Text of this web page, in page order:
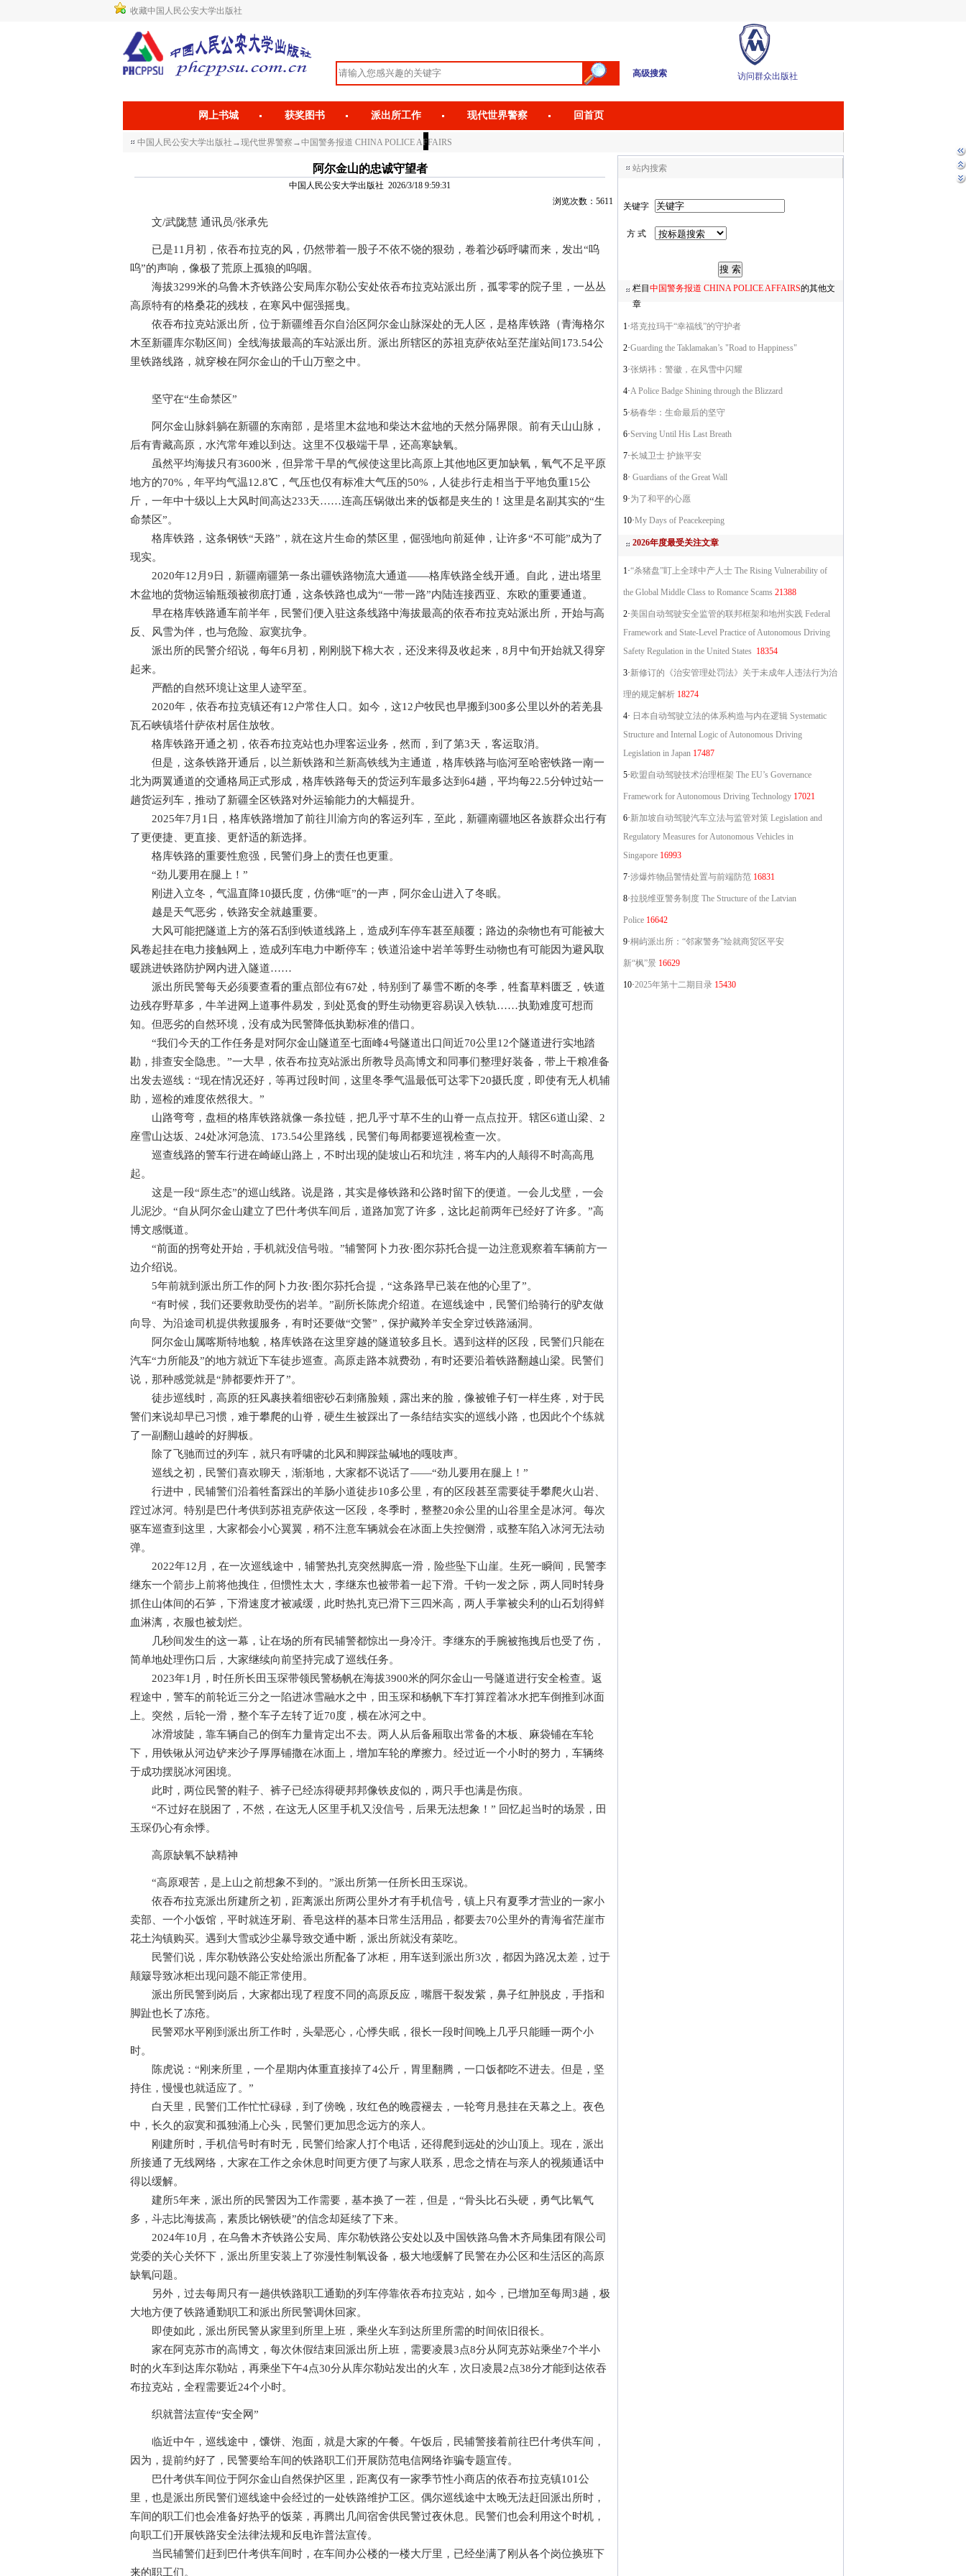
收藏中国人民公安大学出版社
高级搜索 访问群众出版社
网上书城 获奖图书 派出所工作 现代世界警察 回首页
中国人民公安大学出版社 →现代世界警察 →中国警务报道 CHINA POLICE AFFAIRS
阿尔金山的忠诚守望者
中国人民公安大学出版社 2026/3/18 9:59:31
浏览次数：5611
文/武陇慧 通讯员/张承先
已是11月初，依吞布拉克的风，仍然带着一股子不依不饶的狠劲，卷着沙砾呼啸而来，发出“呜
呜”的声响，像极了荒原上孤狼的呜咽。
海拔3299米的乌鲁木齐铁路公安局库尔勒公安处依吞布拉克站派出所，孤零零的院子里，一丛丛
高原特有的格桑花的残枝，在寒风中倔强摇曳。
依吞布拉克站派出所，位于新疆维吾尔自治区阿尔金山脉深处的无人区，是格库铁路（青海格尔
木至新疆库尔勒区间）全线海拔最高的车站派出所。派出所辖区的苏祖克萨依站至茫崖站间173.54公
里铁路线路，就穿梭在阿尔金山的千山万壑之中。
坚守在“生命禁区”
阿尔金山脉斜躺在新疆的东南部，是塔里木盆地和柴达木盆地的天然分隔界限。前有天山山脉，
后有青藏高原，水汽常年难以到达。这里不仅极端干旱，还高寒缺氧。
虽然平均海拔只有3600米，但异常干旱的气候使这里比高原上其他地区更加缺氧，氧气不足平原
地方的70%，年平均气温12.8℃，气压也仅有标准大气压的50%，人徒步行走相当于平地负重15公
斤，一年中十级以上大风时间高达233天……连高压锅做出来的饭都是夹生的！这里是名副其实的“生
命禁区”。
格库铁路，这条钢铁“天路”，就在这片生命的禁区里，倔强地向前延伸，让许多“不可能”成为了
现实。
2020年12月9日，新疆南疆第一条出疆铁路物流大通道——格库铁路全线开通。自此，进出塔里
木盆地的货物运输瓶颈被彻底打通，这条铁路也成为“一带一路”内陆连接西亚、东欧的重要通道。
早在格库铁路通车前半年，民警们便入驻这条线路中海拔最高的依吞布拉克站派出所，开始与高
反、风雪为伴，也与危险、寂寞抗争。
派出所的民警介绍说，每年6月初，刚刚脱下棉大衣，还没来得及收起来，8月中旬开始就又得穿
起来。
严酷的自然环境让这里人迹罕至。
2020年，依吞布拉克镇还有12户常住人口。如今，这12户牧民也早搬到300多公里以外的若羌县
瓦石峡镇塔什萨依村居住放牧。
格库铁路开通之初，依吞布拉克站也办理客运业务，然而，到了第3天，客运取消。
但是，这条铁路开通后，以兰新铁路和兰新高铁线为主通道，格库铁路与临河至哈密铁路一南一
北为两翼通道的交通格局正式形成，格库铁路每天的货运列车最多达到64趟，平均每22.5分钟过站一
趟货运列车，推动了新疆全区铁路对外运输能力的大幅提升。
2025年7月1日，格库铁路增加了前往川渝方向的客运列车，至此，新疆南疆地区各族群众出行有
了更便捷、更直接、更舒适的新选择。
格库铁路的重要性愈强，民警们身上的责任也更重。
“劲儿要用在腿上！”
刚进入立冬，气温直降10摄氏度，仿佛“哐”的一声，阿尔金山进入了冬眠。
越是天气恶劣，铁路安全就越重要。
大风可能把隧道上方的落石刮到铁道线路上，造成列车停车甚至颠覆；路边的杂物也有可能被大
风卷起挂在电力接触网上，造成列车电力中断停车；铁道沿途中岩羊等野生动物也有可能因为避风取
暖跳进铁路防护网内进入隧道……
派出所民警每天必须要查看的重点部位有67处，特别到了暴雪不断的冬季，牲畜草料匮乏，铁道
边残存野草多，牛羊进网上道事件易发，到处觅食的野生动物更容易误入铁轨……执勤难度可想而
知。但恶劣的自然环境，没有成为民警降低执勤标准的借口。
“我们今天的工作任务是对阿尔金山隧道至七面峰4号隧道出口间近70公里12个隧道进行实地踏
勘，排查安全隐患。”一大早，依吞布拉克站派出所教导员高博文和同事们整理好装备，带上干粮准备
出发去巡线：“现在情况还好，等再过段时间，这里冬季气温最低可达零下20摄氏度，即使有无人机辅
助，巡检的难度依然很大。”
山路弯弯，盘桓的格库铁路就像一条拉链，把几乎寸草不生的山脊一点点拉开。辖区6道山梁、2
座雪山达坂、24处冰河急流、173.54公里路线，民警们每周都要巡视检查一次。
巡查线路的警车行进在崎岖山路上，不时出现的陡坡山石和坑洼，将车内的人颠得不时高高甩
起。
这是一段“原生态”的巡山线路。说是路，其实是修铁路和公路时留下的便道。一会儿戈壁，一会
儿泥沙。“自从阿尔金山建立了巴什考供车间后，道路加宽了许多，这比起前两年已经好了许多。”高
博文感慨道。
“前面的拐弯处开始，手机就没信号啦。”辅警阿卜力孜·图尔荪托合提一边注意观察着车辆前方一
边介绍说。
5年前就到派出所工作的阿卜力孜·图尔荪托合提，“这条路早已装在他的心里了”。
“有时候，我们还要救助受伤的岩羊。”副所长陈虎介绍道。在巡线途中，民警们给骑行的驴友做
向导、为沿途司机提供救援服务，有时还要做“交警”，保护藏羚羊安全穿过铁路涵洞。
阿尔金山属喀斯特地貌，格库铁路在这里穿越的隧道较多且长。遇到这样的区段，民警们只能在
汽车“力所能及”的地方就近下车徒步巡查。高原走路本就费劲，有时还要沿着铁路翻越山梁。民警们
说，那种感觉就是“肺都要炸开了”。
徒步巡线时，高原的狂风裹挟着细密砂石刺痛脸颊，露出来的脸，像被锥子钉一样生疼，对于民
警们来说却早已习惯，难于攀爬的山脊，硬生生被踩出了一条结结实实的巡线小路，也因此个个练就
了一副翻山越岭的好脚板。
除了飞驰而过的列车，就只有呼啸的北风和脚踩盐碱地的嘎吱声。
巡线之初，民警们喜欢聊天，渐渐地，大家都不说话了——“劲儿要用在腿上！”
行进中，民辅警们沿着牲畜踩出的羊肠小道徒步10多公里，有的区段甚至需要徒手攀爬火山岩、
蹚过冰河。特别是巴什考供到苏祖克萨依这一区段，冬季时，整整20余公里的山谷里全是冰河。每次
驱车巡查到这里，大家都会小心翼翼，稍不注意车辆就会在冰面上失控侧滑，或整车陷入冰河无法动
弹。
2022年12月，在一次巡线途中，辅警热扎克突然脚底一滑，险些坠下山崖。生死一瞬间，民警李
继东一个箭步上前将他拽住，但惯性太大，李继东也被带着一起下滑。千钧一发之际，两人同时转身
抓住山体间的石笋，下滑速度才被减缓，此时热扎克已滑下三四米高，两人手掌被尖利的山石划得鲜
血淋漓，衣服也被划烂。
几秒间发生的这一幕，让在场的所有民辅警都惊出一身冷汗。李继东的手腕被拖拽后也受了伤，
简单地处理伤口后，大家继续向前坚持完成了巡线任务。
2023年1月，时任所长田玉琛带领民警杨帆在海拔3900米的阿尔金山一号隧道进行安全检查。返
程途中，警车的前轮近三分之一陷进冰雪融水之中，田玉琛和杨帆下车打算蹚着冰水把车倒推到冰面
上。突然，后轮一滑，整个车子左转了近70度，横在冰河之中。
冰滑坡陡，靠车辆自己的倒车力量肯定出不去。两人从后备厢取出常备的木板、麻袋铺在车轮
下，用铁锹从河边铲来沙子厚厚铺撒在冰面上，增加车轮的摩擦力。经过近一个小时的努力，车辆终
于成功摆脱冰河困境。
此时，两位民警的鞋子、裤子已经冻得硬邦邦像铁皮似的，两只手也满是伤痕。
“不过好在脱困了，不然，在这无人区里手机又没信号，后果无法想象！” 回忆起当时的场景，田
玉琛仍心有余悸。
高原缺氧不缺精神
“高原艰苦，是上山之前想象不到的。”派出所第一任所长田玉琛说。
依吞布拉克派出所建所之初，距离派出所两公里外才有手机信号，镇上只有夏季才营业的一家小
卖部、一个小饭馆，平时就连牙刷、香皂这样的基本日常生活用品，都要去70公里外的青海省茫崖市
花土沟镇购买。遇到大雪或沙尘暴导致交通中断，派出所就没有菜吃。
民警们说，库尔勒铁路公安处给派出所配备了冰柜，用车送到派出所3次，都因为路况太差，过于
颠簸导致冰柜出现问题不能正常使用。
派出所民警到岗后，大家都出现了程度不同的高原反应，嘴唇干裂发紫，鼻子红肿脱皮，手指和
脚趾也长了冻疮。
民警邓水平刚到派出所工作时，头晕恶心，心悸失眠，很长一段时间晚上几乎只能睡一两个小
时。
陈虎说：“刚来所里，一个星期内体重直接掉了4公斤，胃里翻腾，一口饭都吃不进去。但是，坚
持住，慢慢也就适应了。”
白天里，民警们工作忙忙碌碌，到了傍晚，玫红色的晚霞褪去，一轮弯月悬挂在天幕之上。夜色
中，长久的寂寞和孤独涌上心头，民警们更加思念远方的亲人。
刚建所时，手机信号时有时无，民警们给家人打个电话，还得爬到远处的沙山顶上。现在，派出
所接通了无线网络，大家在工作之余休息时间更方便了与家人联系，思念之情在与亲人的视频通话中
得以缓解。
建所5年来，派出所的民警因为工作需要，基本换了一茬，但是，“骨头比石头硬，勇气比氧气
多，斗志比海拔高，素质比钢铁硬”的信念却延续了下来。
2024年10月，在乌鲁木齐铁路公安局、库尔勒铁路公安处以及中国铁路乌鲁木齐局集团有限公司
党委的关心关怀下，派出所里安装上了弥漫性制氧设备，极大地缓解了民警在办公区和生活区的高原
缺氧问题。
另外，过去每周只有一趟供铁路职工通勤的列车停靠依吞布拉克站，如今，已增加至每周3趟，极
大地方便了铁路通勤职工和派出所民警调休回家。
即使如此，派出所民警从家里到所里上班，乘坐火车到达所里所需的时间依旧很长。
家在阿克苏市的高博文，每次休假结束回派出所上班，需要凌晨3点8分从阿克苏站乘坐7个半小
时的火车到达库尔勒站，再乘坐下午4点30分从库尔勒站发出的火车，次日凌晨2点38分才能到达依吞
布拉克站，全程需要近24个小时。
织就普法宣传“安全网”
临近中午，巡线途中，馕饼、泡面，就是大家的午餐。午饭后，民辅警接着前往巴什考供车间，
因为，提前约好了，民警要给车间的铁路职工们开展防范电信网络诈骗专题宣传。
巴什考供车间位于阿尔金山自然保护区里，距离仅有一家季节性小商店的依吞布拉克镇101公
里，也是派出所民警们巡线途中会经过的一处铁路维护工区。偶尔巡线途中太晚无法赶回派出所时，
车间的职工们也会准备好热乎的饭菜，再腾出几间宿舍供民警过夜休息。民警们也会利用这个时机，
向职工们开展铁路安全法律法规和反电诈普法宣传。
当民辅警们赶到巴什考供车间时，在车间办公楼的一楼大厅里，已经坐满了刚从各个岗位换班下
来的职工们。
站内搜索
关键字
方 式
栏目 中国警务报道 CHINA POLICE AFFAIRS的其他文
章
1·塔克拉玛干“幸福线”的守护者
2·Guarding the Taklamakan’s "Road to Happiness"
3·张炳祎：警徽，在风雪中闪耀
4·A Police Badge Shining through the Blizzard
5·杨春华：生命最后的坚守
6·Serving Until His Last Breath
7·长城卫士 护旅平安
8· Guardians of the Great Wall
9·为了和平的心愿
10·My Days of Peacekeeping
2026年度最受关注文章
1·“杀猪盘”盯上全球中产人士 The Rising Vulnerability of
the Global Middle Class to Romance Scams 21388
2·美国自动驾驶安全监管的联邦框架和地州实践 Federal
Framework and State-Level Practice of Autonomous Driving
Safety Regulation in the United States 18354
3·新修订的《治安管理处罚法》关于未成年人违法行为治
理的规定解析 18274
4· 日本自动驾驶立法的体系构造与内在逻辑 Systematic
Structure and Internal Logic of Autonomous Driving
Legislation in Japan 17487
5·欧盟自动驾驶技术治理框架 The EU’s Governance
Framework for Autonomous Driving Technology 17021
6·新加坡自动驾驶汽车立法与监管对策 Legislation and
Regulatory Measures for Autonomous Vehicles in
Singapore 16993
7·涉爆炸物品警情处置与前端防范 16831
8·拉脱维亚警务制度 The Structure of the Latvian
Police 16642
9·桐屿派出所：“邻家警务”绘就商贸区平安
新“枫”景 16629
10·2025年第十二期目录 15430